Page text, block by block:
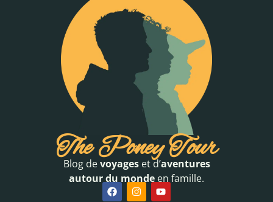
The Poney Tour
Blog devoyageset d’aventures
autour du monde en famille.